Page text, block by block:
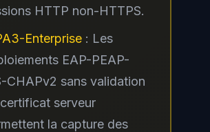
HTTP non-HTTPS.
Enterprise : Les
EAP-PEAP-
CHAPv2 sans validation
serveur
la capture des